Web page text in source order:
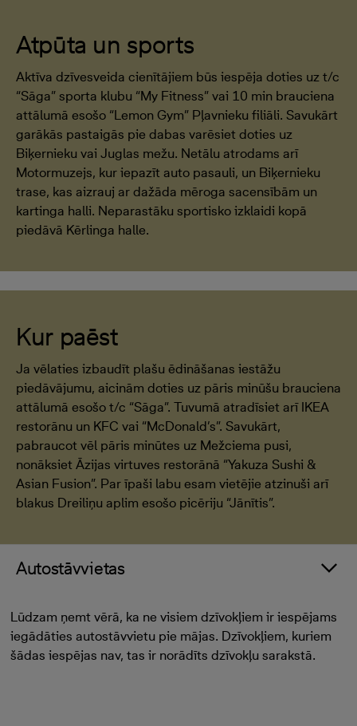
Atpūta un sports
Aktīva dzīvesveida cienītājiem būs iespēja doties uz t/c
“Sāga” sporta klubu “My Fitness” vai 10 min brauciena
attālumā esošo “Lemon Gym” Pļavnieku filiāli. Savukārt
garākās pastaigās pie dabas varēsiet doties uz
Biķernieku vai Juglas mežu. Netālu atrodams arī
Motormuzejs, kur iepazīt auto pasauli, un Biķernieku
trase, kas aizrauj ar dažāda mēroga sacensībām un
kartinga halli. Neparastāku sportisko izklaidi kopā
piedāvā Kērlinga halle.
Kur paēst
Ja vēlaties izbaudīt plašu ēdināšanas iestāžu
piedāvājumu, aicinām doties uz pāris minūšu brauciena
attālumā esošo t/c “Sāga”. Tuvumā atradīsiet arī IKEA
restorānu un KFC vai “McDonald’s”. Savukārt,
pabraucot vēl pāris minūtes uz Mežciema pusi,
nonāksiet Āzijas virtuves restorānā “Yakuza Sushi &
Asian Fusion”. Par īpaši labu esam vietējie atzinuši arī
blakus Dreiliņu aplim esošo picēriju “Jānītis”.
Autostāvvietas
Lūdzam ņemt vērā, ka ne visiem dzīvokļiem ir iespējams
iegādāties autostāvvietu pie mājas. Dzīvokļiem, kuriem
šādas iespējas nav, tas ir norādīts dzīvokļu sarakstā.